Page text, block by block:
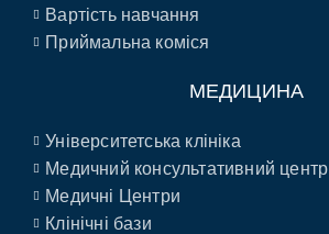
Вартість навчання
Приймальна коміся
МЕДИЦИНА
Університетська клініка
Медичний консультативний центр
Медичні Центри
Клінічні бази